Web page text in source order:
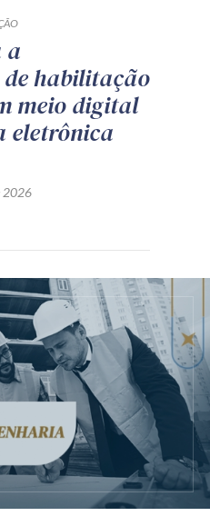
a
habilitação
meio digital
eletrônica
2026